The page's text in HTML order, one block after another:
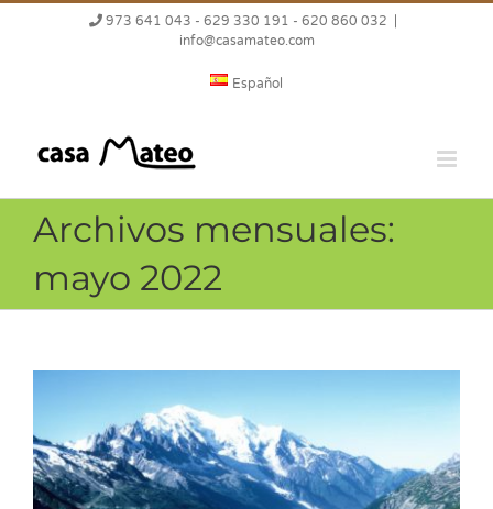
973 641 043 - 629 330 191 - 620 860 032
info@casamateo.com
Español
Archivos mensuales:
mayo 2022